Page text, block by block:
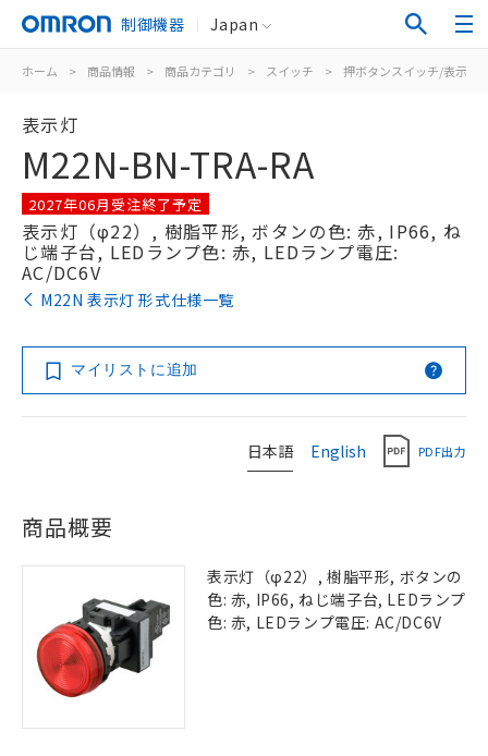
制御機器 Japan
ホーム > 商品情報 > 商品カテゴリ > スイッチ > 押ボタンスイッチ/表示灯
表示灯
M22N-BN-TRA-RA
2027年06月受注終了予定
表示灯（φ22）, 樹脂平形, ボタンの色: 赤, IP66, ね
じ端子台, LEDランプ色: 赤, LEDランプ電圧:
AC/DC6V
M22N 表示灯 形式仕様一覧
マイリストに追加
日本語 English PDF出力
商品概要
表示灯（φ22）, 樹脂平形, ボタンの
色: 赤, IP66, ねじ端子台, LEDランプ
色: 赤, LEDランプ電圧: AC/DC6V